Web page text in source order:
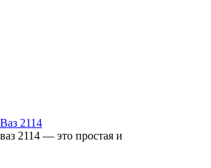
2114
2114 — это простая и